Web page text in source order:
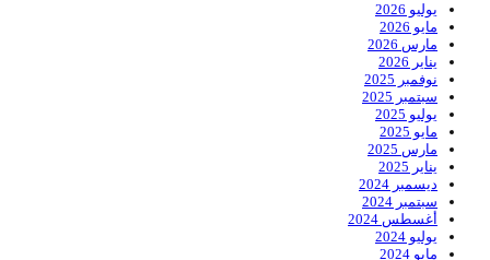
يوليو 2026
مايو 2026
مارس 2026
يناير 2026
نوفمبر 2025
سبتمبر 2025
يوليو 2025
مايو 2025
مارس 2025
يناير 2025
ديسمبر 2024
سبتمبر 2024
أغسطس 2024
يوليو 2024
مايو 2024